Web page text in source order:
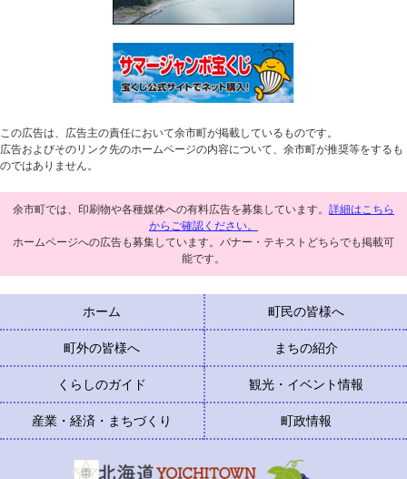
この広告は、広告主の責任において余市町が掲載しているものです。
広告およびそのリンク先のホームページの内容について、余市町が推奨等をするも
のではありません。
余市町では、印刷物や各種媒体への有料広告を募集しています。 詳細はこちら
からご確認ください。
ホームページへの広告も募集しています。バナー・テキストどちらでも掲載可
能です。
ホーム 町民の皆様へ
町外の皆様へ まちの紹介
くらしのガイド 観光・イベント情報
産業・経済・まちづくり 町政情報